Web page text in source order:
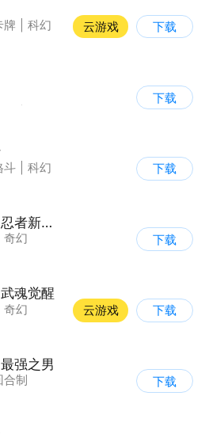
牌
科幻
云游戏 下载
下载
斗
科幻
下载
火影忍者：忍者新世代
奇幻
下载
魂觉醒
奇幻
云游戏 下载
强之男
合制
下载